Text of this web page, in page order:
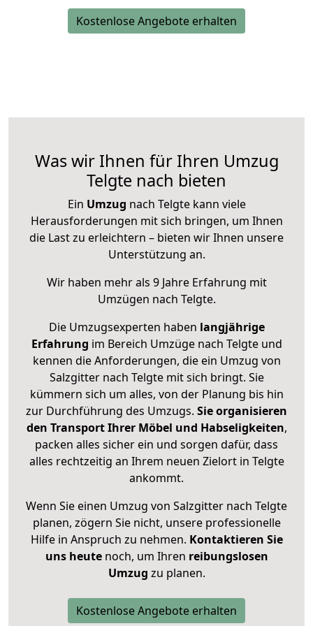
Kostenlose Angebote erhalten
Was wir Ihnen für Ihren Umzug
Telgte nach bieten
Ein Umzug nach Telgte kann viele
Herausforderungen mit sich bringen, um Ihnen
die Last zu erleichtern – bieten wir Ihnen unsere
Unterstützung an.
Wir haben mehr als 9 Jahre Erfahrung mit
Umzügen nach Telgte.
Die Umzugsexperten haben langjährige
Erfahrung im Bereich Umzüge nach Telgte und
kennen die Anforderungen, die ein Umzug von
Salzgitter nach Telgte mit sich bringt. Sie
kümmern sich um alles, von der Planung bis hin
zur Durchführung des Umzugs. Sie organisieren
den Transport Ihrer Möbel und Habseligkeiten,
packen alles sicher ein und sorgen dafür, dass
alles rechtzeitig an Ihrem neuen Zielort in Telgte
ankommt.
Wenn Sie einen Umzug von Salzgitter nach Telgte
planen, zögern Sie nicht, unsere professionelle
Hilfe in Anspruch zu nehmen. Kontaktieren Sie
uns heutenoch, um Ihren reibungslosen
Umzug zu planen.
Kostenlose Angebote erhalten